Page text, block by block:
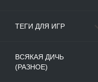
ТЕГИ ДЛЯ ИГР
ВСЯКАЯ ДИЧЬ
(РАЗНОЕ)